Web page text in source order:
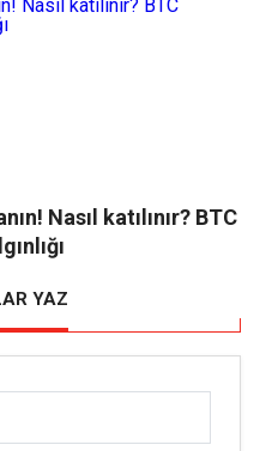
Nasıl katılınır? BTC
YAZ